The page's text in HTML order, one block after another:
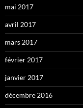
mai 2017
avril 2017
mars 2017
février 2017
janvier 2017
décembre 2016